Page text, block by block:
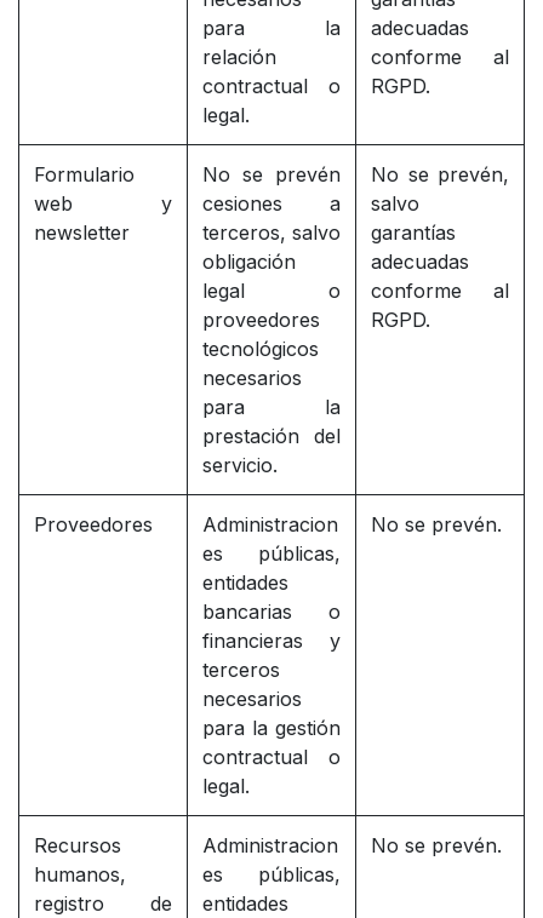
para la
relación
contractual o
legal.
adecuadas
conforme al
RGPD.
Formulario
web y
newsletter
No se prevén
cesiones a
terceros, salvo
obligación
legal o
proveedores
tecnológicos
necesarios
para la
prestación del
servicio.
No se prevén,
salvo
garantías
adecuadas
conforme al
RGPD.
Proveedores
Administracion
es públicas,
entidades
bancarias o
financieras y
terceros
necesarios
para la gestión
contractual o
legal.
No se prevén.
Recursos
humanos,
registro de
Administracion
es públicas,
entidades
No se prevén.